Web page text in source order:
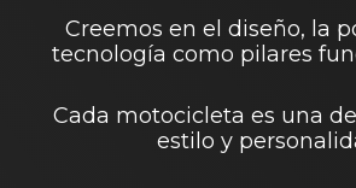
Creemos en el diseño, la
tecnología como pilares
Cada motocicleta es una
estilo y